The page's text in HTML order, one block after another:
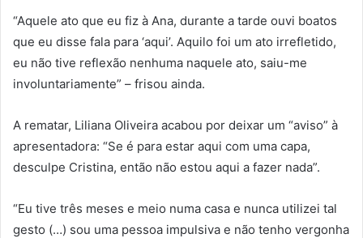
“Aquele ato que eu fiz à Ana, durante a tarde ouvi boatos
que eu disse fala para ‘aqui’. Aquilo foi um ato irrefletido,
eu não tive reflexão nenhuma naquele ato, saiu-me
involuntariamente” – frisou ainda.
A rematar, Liliana Oliveira acabou por deixar um “aviso” à
apresentadora: “Se é para estar aqui com uma capa,
desculpe Cristina, então não estou aqui a fazer nada”.
“Eu tive três meses e meio numa casa e nunca utilizei tal
gesto (…) sou uma pessoa impulsiva e não tenho vergonha